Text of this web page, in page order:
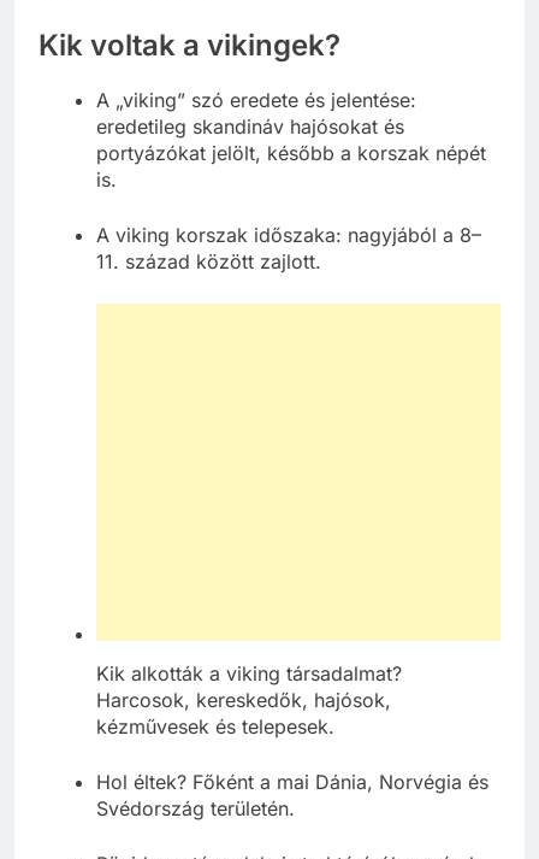
Kik voltak a vikingek?
A „viking” szó eredete és jelentése:
eredetileg skandináv hajósokat és
portyázókat jelölt, később a korszak népét
is.
A viking korszak időszaka: nagyjából a 8–
11. század között zajlott.
Kik alkották a viking társadalmat?
Harcosok, kereskedők, hajósok,
kézművesek és telepesek.
Hol éltek? Főként a mai Dánia, Norvégia és
Svédország területén.